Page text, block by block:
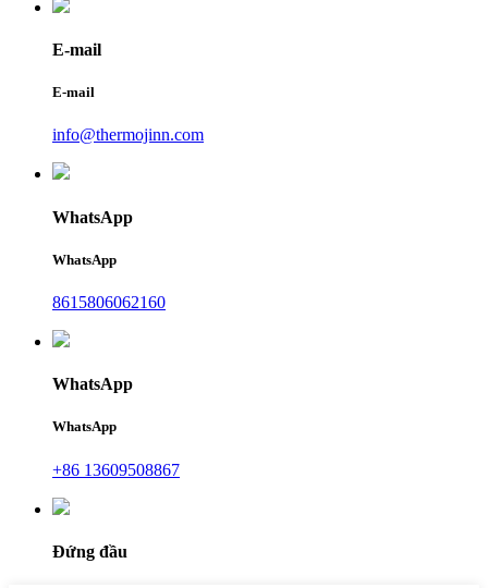
E-mail
E-mail
info@thermojinn.com
WhatsApp
WhatsApp
8615806062160
WhatsApp
WhatsApp
+86 13609508867
Đứng đầu